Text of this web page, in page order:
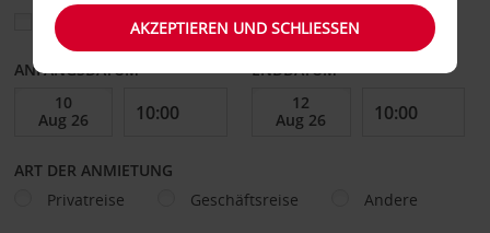
Eine andere Rückgabestation auswählen
ANFANGSDATUM ENDDATUM
ART DER ANMIETUNG
Privatreise
Geschäftsreise Andere
AKZEPTIEREN UND SCHLIESSEN